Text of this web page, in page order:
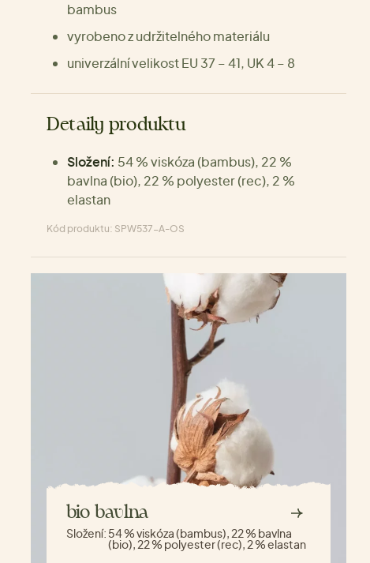
bambus
vyrobeno z udržitelného materiálu
univerzální velikost EU 37 – 41, UK 4 – 8
Detaily produktu
Složení: 54 % viskóza (bambus), 22 %
bavlna (bio), 22 % polyester (rec), 2 %
elastan
Kód produktu: SPW537-A-OS
bio bavlna
Složení: 54 % viskóza (bambus), 22 % bavlna
(bio), 22 % polyester (rec), 2 % elastan